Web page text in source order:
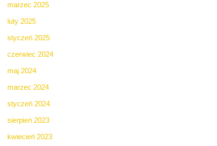
marzec 2025
luty 2025
styczeń 2025
czerwiec 2024
maj 2024
marzec 2024
styczeń 2024
sierpień 2023
kwiecień 2023